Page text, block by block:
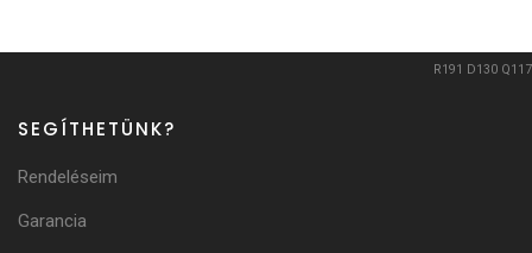
R191 D130 Q117
SEGÍTHETÜNK?
Rendeléseim
Garancia